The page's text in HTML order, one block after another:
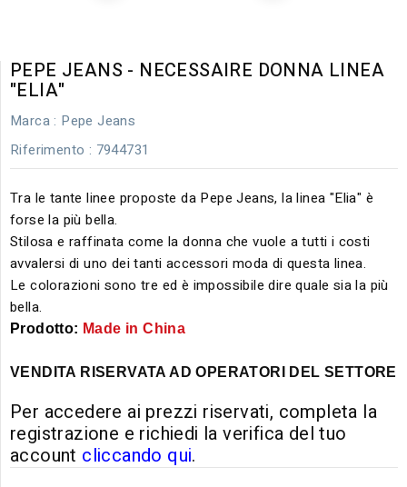
PEPE JEANS - NECESSAIRE DONNA LINEA
"ELIA"
Marca : Pepe Jeans
Riferimento : 7944731
Tra le tante linee proposte da Pepe Jeans, la linea "Elia" è
forse la più bella.
Stilosa e raffinata come la donna che vuole a tutti i costi
avvalersi di uno dei tanti accessori moda di questa linea.
Le colorazioni sono tre ed è impossibile dire quale sia la più
bella.
Prodotto: Made in China
VENDITA RISERVATA AD OPERATORI DEL SETTORE
Per accedere ai prezzi riservati, completa la
registrazione e richiedi la verifica del tuo
account cliccando qui.